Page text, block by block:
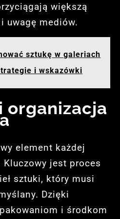
większą
uwagę mediów.
sztukę w galeriach
i wskazówki
organizacja
element każdej
jest proces
sztuki, który musi
Dzięki
i środkom